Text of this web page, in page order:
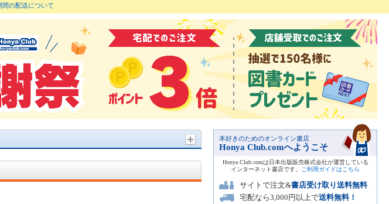
間の配送について
本好きのためのオンライン書店
Honya Club.comへようこそ
Honya Club.comは日本出版販売株式会社が運営している
インターネット書店です。
ご利用ガイドはこちら
サイトで注文&書店受け取り送料無料
宅配なら3,000円以上で送料無料！